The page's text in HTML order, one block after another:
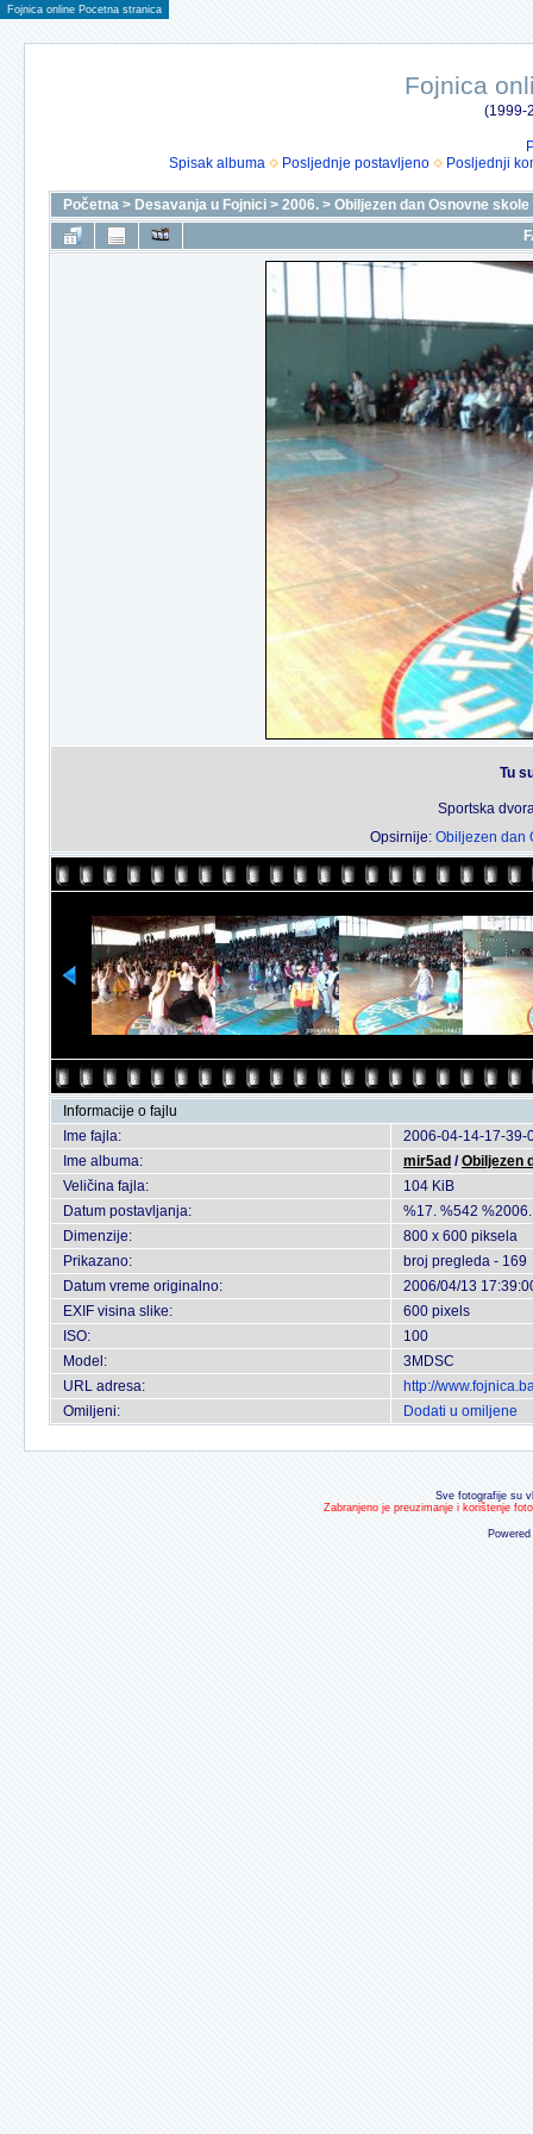
Fojnica online Pocetna stranica
Fojnica
(1999-
Spisak albuma
Posljednje postavljeno Posljednji
Početna > Desavanja u Fojnici > 2006. > Obiljezen dan Osnovne
Tu
Sportska
Opsirnije: Obiljezen dan
Informacije o fajlu
Ime fajla:
2006-04-14-17-39-
Ime albuma:
mir5ad /Obiljezen
Veličina fajla:
104 KiB
Datum postavljanja:
%17. %542 %2006.
Dimenzije:
800 x 600 piksela
Prikazano:
broj pregleda - 169
Datum vreme originalno:
2006/04/13
EXIF visina slike:
600 pixels
ISO:
100
Model:
3MDSC
URL adresa:
http://
Omiljeni:
Dodati u omiljene
Sve fotografije su
Zabranjeno je preuzimanje i korištenje